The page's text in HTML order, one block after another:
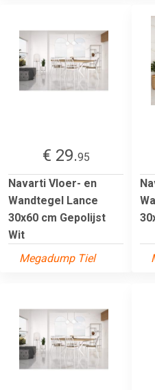
€ 29.95
Navarti Vloer- en
Wandtegel Lance
30x60 cm Gepolijst
Wit
Megadump Tiel